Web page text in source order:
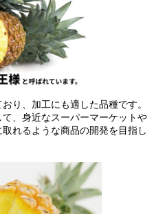
り、加工にも適した品種です。
、身近なスーパーマーケットや
れるような商品の開発を目指し